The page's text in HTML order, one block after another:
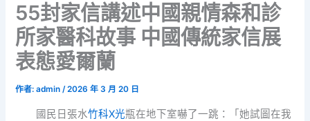
55封家信講述中國親情森和診
所家醫科故事 中國傳統家信展
表態愛爾蘭
作者:admin/2026 年 3 月 20 日
國民日張水竹科X光瓶在地下室嚇了一跳：「她試圖在我